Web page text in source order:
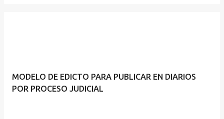
MODELO DE EDICTO PARA PUBLICAR EN DIARIOS
POR PROCESO JUDICIAL